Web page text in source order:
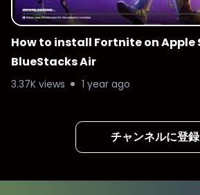
How to install Fortnite on Apple
BlueStacks Air
3.37K views 1 year ago
チャンネルに登録